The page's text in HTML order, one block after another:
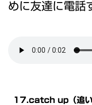
めに友達に電話
17.catch up（追い